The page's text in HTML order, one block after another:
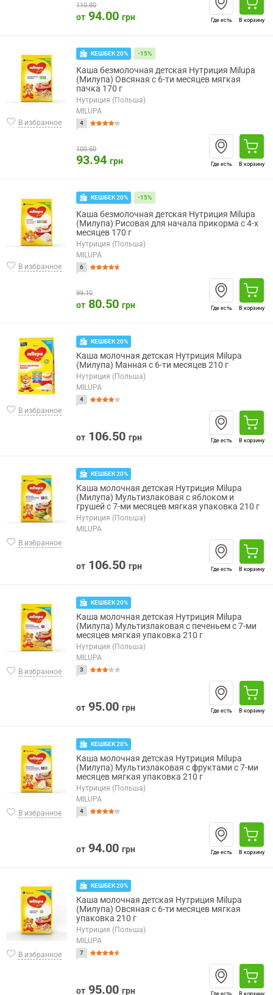
110.80
от 94.00 грн Где есть В корзину
В избранное
КЕШБЕК 20% -15%
Каша безмолочная детская Нутриция Milupa
(Милупа) Овсяная с 6-ти месяцев мягкая
пачка 170 г
Нутриция (Польша)
MILUPA
4
100.50
93.94 грн Где есть В корзину
В избранное
КЕШБЕК 20% -15%
Каша безмолочная детская Нутриция Milupa
(Милупа) Рисовая для начала прикорма с 4-х
месяцев 170 г
Нутриция (Польша)
MILUPA
6
99.10
от 80.50 грн Где есть В корзину
В избранное
КЕШБЕК 20%
Каша молочная детская Нутриция Milupa
(Милупа) Манная с 6-ти месяцев 210 г
Нутриция (Польша)
MILUPA
4
от 106.50 грн Где есть В корзину
В избранное
КЕШБЕК 20%
Каша молочная детская Нутриция Milupa
(Милупа) Мультизлаковая с яблоком и
грушей с 7-ми месяцев мягкая упаковка 210 г
Нутриция (Польша)
MILUPA
от 106.50 грн Где есть В корзину
В избранное
КЕШБЕК 20%
Каша молочная детская Нутриция Milupa
(Милупа) Мультизлаковая с печеньем с 7-ми
месяцев мягкая упаковка 210 г
Нутриция (Польша)
MILUPA
3
от 95.00 грн Где есть В корзину
В избранное
КЕШБЕК 20%
Каша молочная детская Нутриция Milupa
(Милупа) Мультизлаковая с фруктами с 7-ми
месяцев мягкая упаковка 210 г
Нутриция (Польша)
MILUPA
4
от 94.00 грн Где есть В корзину
В избранное
КЕШБЕК 20%
Каша молочная детская Нутриция Milupa
(Милупа) Овсяная с 6-ти месяцев мягкая
упаковка 210 г
Нутриция (Польша)
MILUPA
7
от 95.00 грн Где есть В корзину